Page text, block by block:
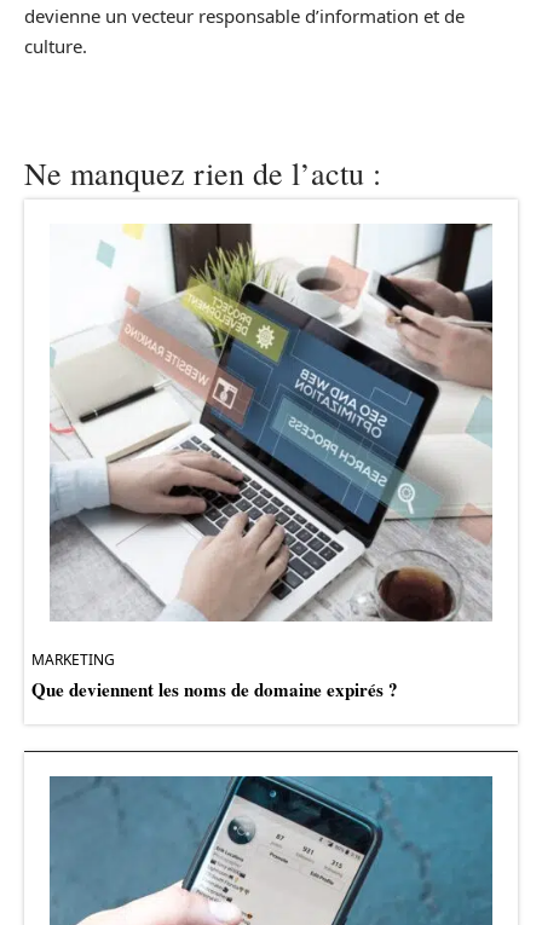
devienne un vecteur responsable d’information et de
culture.
Ne manquez rien de l’actu :
MARKETING
Que deviennent les noms de domaine expirés ?